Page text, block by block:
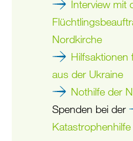
Interview mit
Nordkirche
Hilfsaktionen
aus der Ukraine
Nothilfe der
Spenden bei der
Katastrophenhilfe